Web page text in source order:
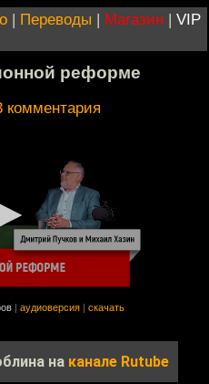
| Переводы | Магазин | VIP
реформе
комментария
аудиоверсия скачать
на канале Rutube